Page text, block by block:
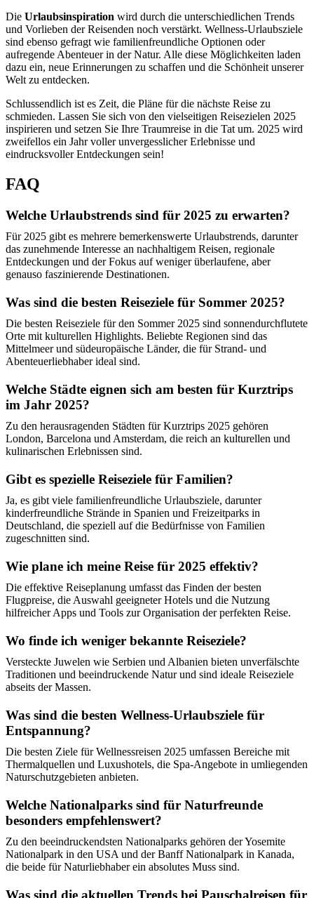
Die Urlaubsinspiration wird durch die unterschiedlichen Trends
und Vorlieben der Reisenden noch verstärkt. Wellness-Urlaubsziele
sind ebenso gefragt wie familienfreundliche Optionen oder
aufregende Abenteuer in der Natur. Alle diese Möglichkeiten laden
dazu ein, neue Erinnerungen zu schaffen und die Schönheit unserer
Welt zu entdecken.
Schlussendlich ist es Zeit, die Pläne für die nächste Reise zu
schmieden. Lassen Sie sich von den vielseitigen Reisezielen 2025
inspirieren und setzen Sie Ihre Traumreise in die Tat um. 2025 wird
zweifellos ein Jahr voller unvergesslicher Erlebnisse und
eindrucksvoller Entdeckungen sein!
FAQ
Welche Urlaubstrends sind für 2025 zu erwarten?
Für 2025 gibt es mehrere bemerkenswerte Urlaubstrends, darunter
das zunehmende Interesse an nachhaltigem Reisen, regionale
Entdeckungen und der Fokus auf weniger überlaufene, aber
genauso faszinierende Destinationen.
Was sind die besten Reiseziele für Sommer 2025?
Die besten Reiseziele für den Sommer 2025 sind sonnendurchflutete
Orte mit kulturellen Highlights. Beliebte Regionen sind das
Mittelmeer und südeuropäische Länder, die für Strand- und
Abenteuerliebhaber ideal sind.
Welche Städte eignen sich am besten für Kurztrips
im Jahr 2025?
Zu den herausragenden Städten für Kurztrips 2025 gehören
London, Barcelona und Amsterdam, die reich an kulturellen und
kulinarischen Erlebnissen sind.
Gibt es spezielle Reiseziele für Familien?
Ja, es gibt viele familienfreundliche Urlaubsziele, darunter
kinderfreundliche Strände in Spanien und Freizeitparks in
Deutschland, die speziell auf die Bedürfnisse von Familien
zugeschnitten sind.
Wie plane ich meine Reise für 2025 effektiv?
Die effektive Reiseplanung umfasst das Finden der besten
Flugpreise, die Auswahl geeigneter Hotels und die Nutzung
hilfreicher Apps und Tools zur Organisation der perfekten Reise.
Wo finde ich weniger bekannte Reiseziele?
Versteckte Juwelen wie Serbien und Albanien bieten unverfälschte
Traditionen und beeindruckende Natur und sind ideale Reiseziele
abseits der Massen.
Was sind die besten Wellness-Urlaubsziele für
Entspannung?
Die besten Ziele für Wellnessreisen 2025 umfassen Bereiche mit
Thermalquellen und Luxushotels, die Spa-Angebote in umliegenden
Naturschutzgebieten anbieten.
Welche Nationalparks sind für Naturfreunde
besonders empfehlenswert?
Zu den beeindruckendsten Nationalparks gehören der Yosemite
Nationalpark in den USA und der Banff Nationalpark in Kanada,
die beide für Naturliebhaber ein absolutes Muss sind.
Was sind die aktuellen Trends bei Pauschalreisen für